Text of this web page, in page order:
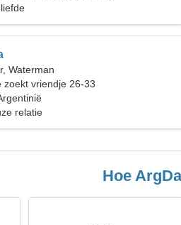
Waterman
zoekt vriendje 26-33
relatie
Hoe